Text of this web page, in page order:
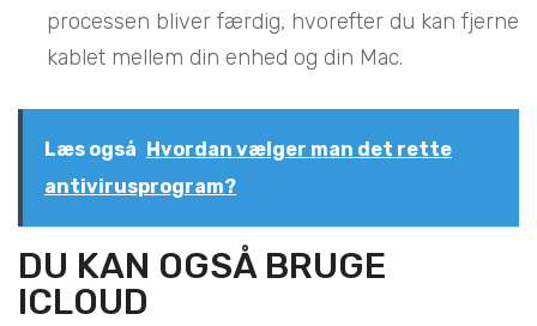
processen bliver færdig, hvorefter du kan fjerne
kablet mellem din enhed og din Mac.
Læs også
Hvordan vælger man det rette
antivirusprogram?
DU KAN OGSÅ BRUGE
ICLOUD